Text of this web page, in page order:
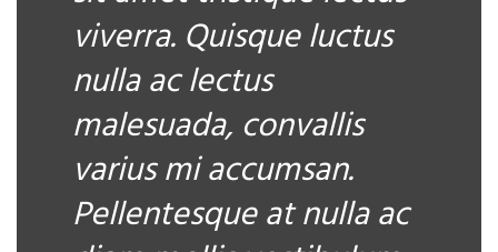
viverra. Quisque luctus
nulla ac lectus
malesuada, convallis
varius mi accumsan.
Pellentesque at nulla ac